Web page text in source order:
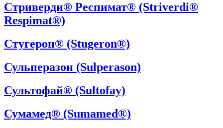
Стриверди® Респимат® (Striverdi®
Respimat®)
Стугерон® (Stugeron®)
Сульперазон (Sulperason)
Сультофай® (Sultofay)
Сумамед® (Sumamed®)